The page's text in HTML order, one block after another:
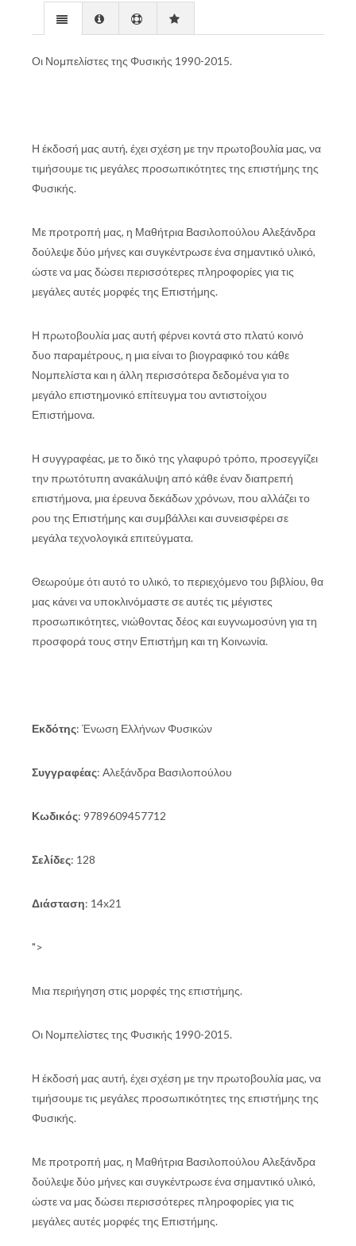
Οι Νομπελίστες της Φυσικής 1990-2015.
Η έκδοσή μας αυτή, έχει σχέση με την πρωτοβουλία μας, να
τιμήσουμε τις μεγάλες προσωπικότητες της επιστήμης της
Φυσικής.
Με προτροπή μας, η Μαθήτρια Βασιλοπούλου Αλεξάνδρα
δούλεψε δύο μήνες και συγκέντρωσε ένα σημαντικό υλικό,
ώστε να μας δώσει περισσότερες πληροφορίες για τις
μεγάλες αυτές μορφές της Επιστήμης.
Η πρωτοβουλία μας αυτή φέρνει κοντά στο πλατύ κοινό
δυο παραμέτρους, η μια είναι το βιογραφικό του κάθε
Νομπελίστα και η άλλη περισσότερα δεδομένα για το
μεγάλο επιστημονικό επίτευγμα του αντιστοίχου
Επιστήμονα.
Η συγγραφέας, με το δικό της γλαφυρό τρόπο, προσεγγίζει
την πρωτότυπη ανακάλυψη από κάθε έναν διαπρεπή
επιστήμονα, μια έρευνα δεκάδων χρόνων, που αλλάζει το
ρου της Επιστήμης και συμβάλλει και συνεισφέρει σε
μεγάλα τεχνολογικά επιτεύγματα.
Θεωρούμε ότι αυτό το υλικό, το περιεχόμενο του βιβλίου, θα
μας κάνει να υποκλινόμαστε σε αυτές τις μέγιστες
προσωπικότητες, νιώθοντας δέος και ευγνωμοσύνη για τη
προσφορά τους στην Επιστήμη και τη Κοινωνία.
Εκδότης: Ένωση Ελλήνων Φυσικών
Συγγραφέας: Αλεξάνδρα Βασιλοπούλου
Κωδικός: 9789609457712
Σελίδες: 128
Διάσταση: 14x21
">
Μια περιήγηση στις μορφές της επιστήμης.
Οι Νομπελίστες της Φυσικής 1990-2015.
Η έκδοσή μας αυτή, έχει σχέση με την πρωτοβουλία μας, να
τιμήσουμε τις μεγάλες προσωπικότητες της επιστήμης της
Φυσικής.
Με προτροπή μας, η Μαθήτρια Βασιλοπούλου Αλεξάνδρα
δούλεψε δύο μήνες και συγκέντρωσε ένα σημαντικό υλικό,
ώστε να μας δώσει περισσότερες πληροφορίες για τις
μεγάλες αυτές μορφές της Επιστήμης.